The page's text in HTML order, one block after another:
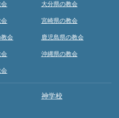
会
大分県の教会
宮崎県の教会
鹿児島県の教会
沖縄県の教会
神学校